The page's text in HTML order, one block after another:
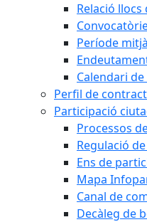
Relació
Període
Calendari
Perfil de
Participació
Processos
Regulació
Ens de
Mapa
Canal de
Decàleg de